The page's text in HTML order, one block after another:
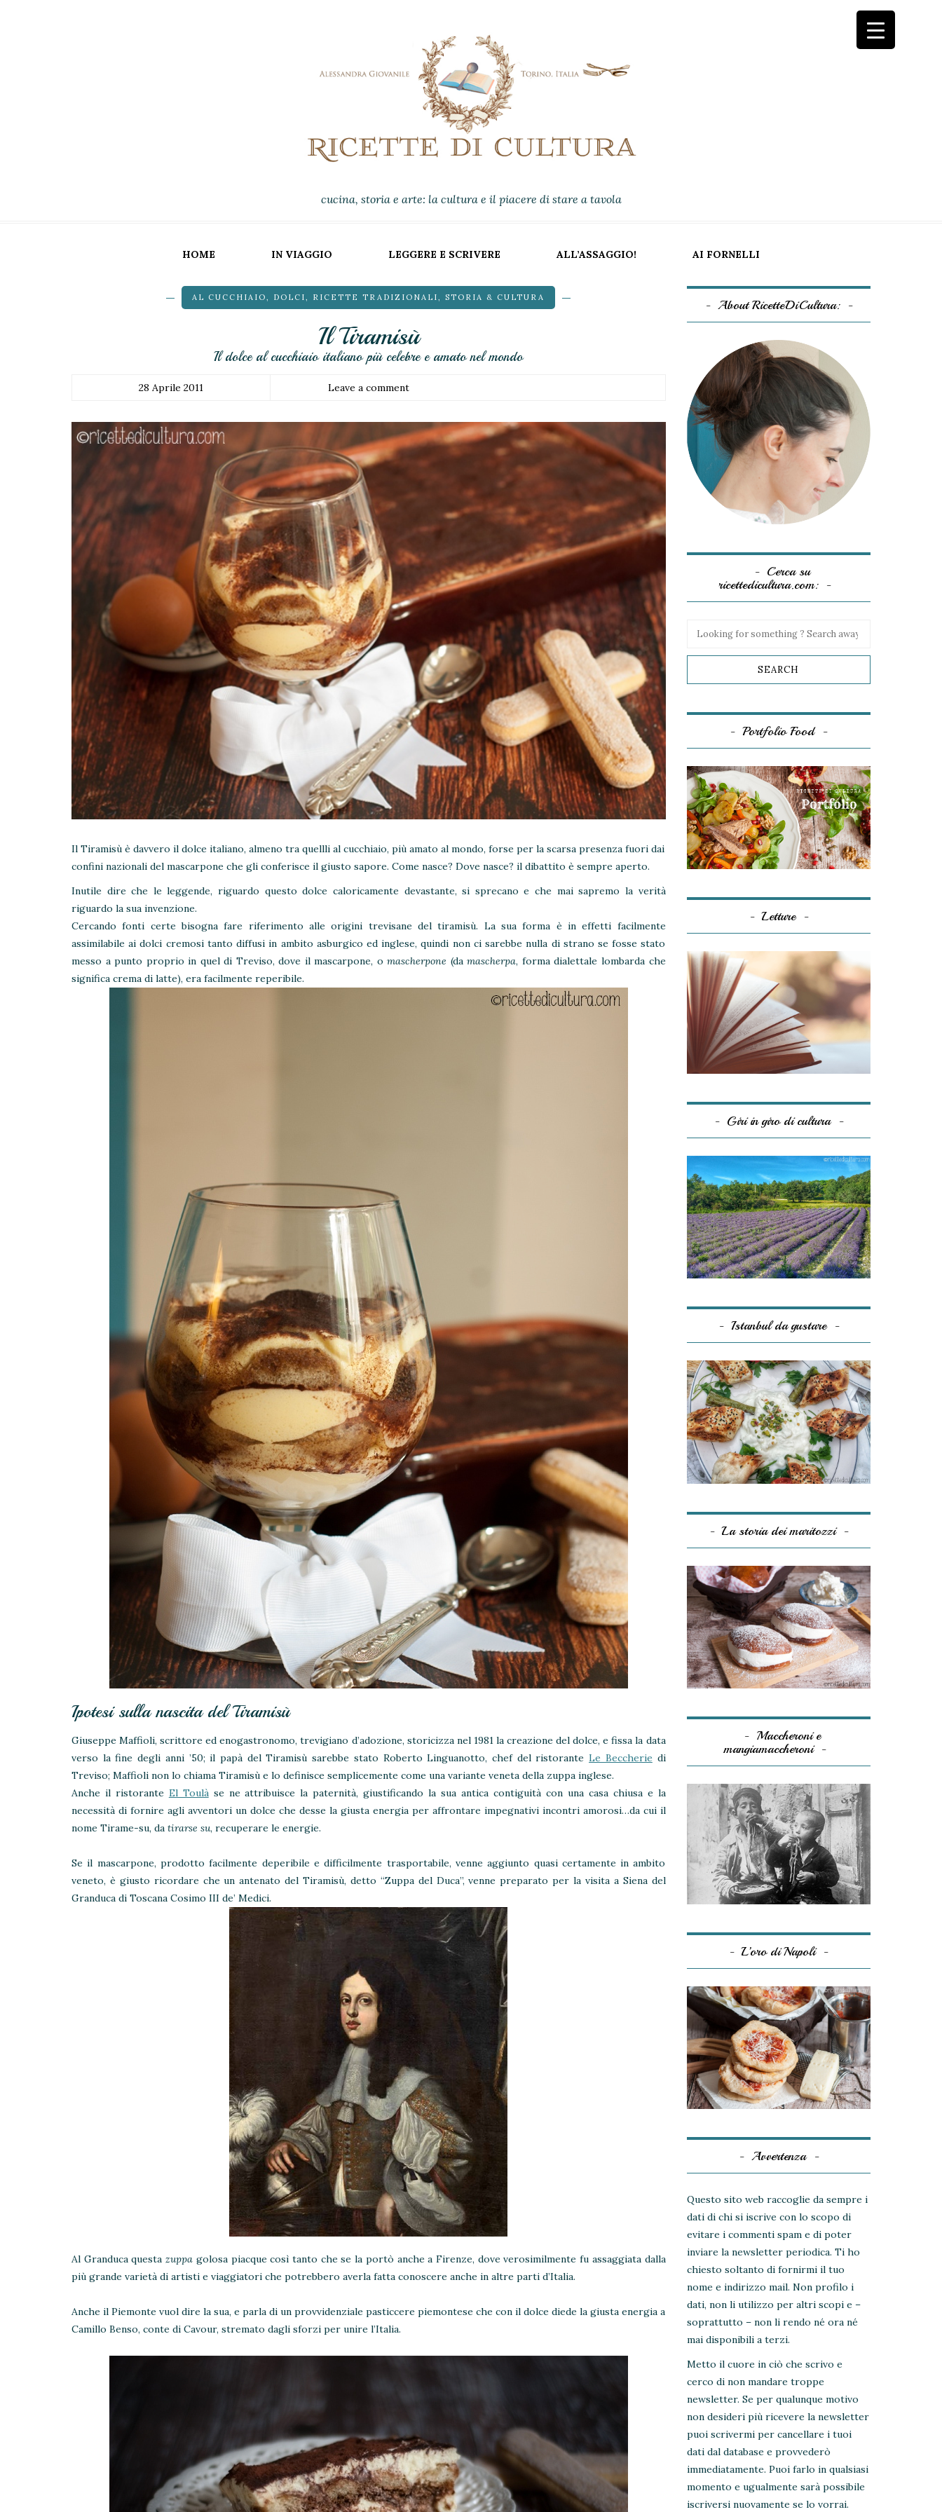
cucina, storia e arte: la cultura e il piacere di stare a tavola
HOME IN VIAGGIO LEGGERE E SCRIVERE ALL’ASSAGGIO! AI FORNELLI
AL CUCCHIAIO, DOLCI, RICETTE TRADIZIONALI,STORIA & CULTURA
Il Tiramisù
Il dolce al cucchiaio italiano più celebre e amato nel mondo
28 Aprile 2011 Leave a comment
Il Tiramisù è davvero il dolce italiano, almeno tra quellli al cucchiaio, più amato al mondo, forse per la scarsa presenza fuori dai
confini nazionali del mascarpone che gli conferisce il giusto sapore. Come nasce? Dove nasce? il dibattito è sempre aperto.
Inutile dire che le leggende, riguardo questo dolce caloricamente devastante, si sprecano e che mai sapremo la verità
riguardo la sua invenzione.
Cercando fonti certe bisogna fare riferimento alle origini trevisane del tiramisù. La sua forma è in effetti facilmente
assimilabile ai dolci cremosi tanto diffusi in ambito asburgico ed inglese, quindi non ci sarebbe nulla di strano se fosse stato
messo a punto proprio in quel di Treviso, dove il mascarpone, omascherpone (damascherpa, forma dialettale lombarda che
significa crema di latte), era facilmente reperibile.
Ipotesi sulla nascita del Tiramisù
Giuseppe Maffioli, scrittore ed enogastronomo, trevigiano d’adozione, storicizza nel 1981 la creazione del dolce, e fissa la data
verso la fine degli anni ’50; il papà del Tiramisù sarebbe stato Roberto Linguanotto, chef del ristoranteLe Beccherie di
Treviso; Maffioli non lo chiama Tiramisù e lo definisce semplicemente come una variante veneta della zuppa inglese.
Anche il ristorante El Toulàse ne attribuisce la paternità, giustificando la sua antica contiguità con una casa chiusa e la
necessità di fornire agli avventori un dolce che desse la giusta energia per affrontare impegnativi incontri amorosi…da cui il
nome Tirame-su, da tirarse su, recuperare le energie.
Se il mascarpone, prodotto facilmente deperibile e difficilmente trasportabile, venne aggiunto quasi certamente in ambito
veneto, è giusto ricordare che un antenato del Tiramisù, detto “Zuppa del Duca”, venne preparato per la visita a Siena del
Granduca di Toscana Cosimo III de’ Medici.
Al Granduca questazuppa golosa piacque così tanto che se la portò anche a Firenze, dove verosimilmente fu assaggiata dalla
più grande varietà di artisti e viaggiatori che potrebbero averla fatta conoscere anche in altre parti d’Italia.
Anche il Piemonte vuol dire la sua, e parla di un provvidenziale pasticcere piemontese che con il dolce diede la giusta energia a
Camillo Benso, conte di Cavour, stremato dagli sforzi per unire l’Italia.
About RicetteDiCultura:
Cerca su
ricettedicultura.com:
Portfolio Food
Letture
Giri in giro di cultura
Istanbul da gustare
La storia dei maritozzi
Maccheroni e
mangiamaccheroni
L’oro di Napoli
Avvertenza
Questo sito web raccoglie da sempre i
dati di chi si iscrive con lo scopo di
evitare i commenti spam e di poter
inviare la newsletter periodica. Ti ho
chiesto soltanto di fornirmi il tuo
nome e indirizzo mail. Non profilo i
dati, non li utilizzo per altri scopi e –
soprattutto – non li rendo né ora né
mai disponibili a terzi.
Metto il cuore in ciò che scrivo e
cerco di non mandare troppe
newsletter. Se per qualunque motivo
non desideri più ricevere la newsletter
puoi scrivermi per cancellare i tuoi
dati dal database e provvederò
immediatamente. Puoi farlo in qualsiasi
momento e ugualmente sarà possibile
iscriversi nuovamente se lo vorrai.